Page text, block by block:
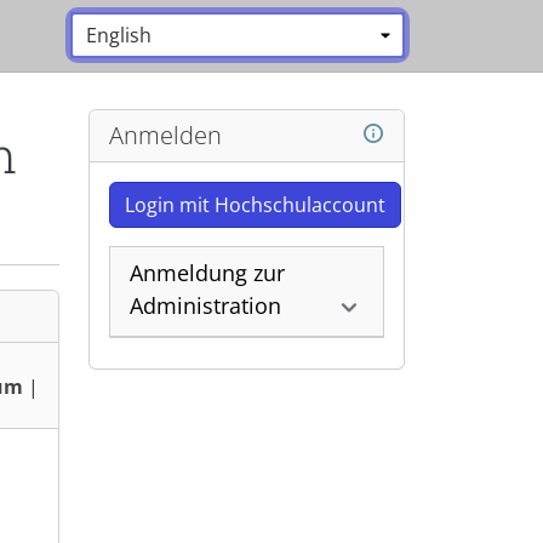
Sprache:
|
Anmelden
Login mit Hochschulaccount
Anmeldung zur
Administration